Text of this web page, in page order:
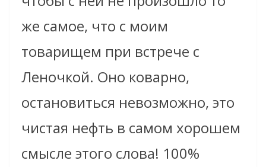
же самое, что с моим
товарищем при встрече с
Леночкой. Оно коварно,
остановиться невозможно, это
чистая нефть в самом хорошем
смысле этого слова! 100%